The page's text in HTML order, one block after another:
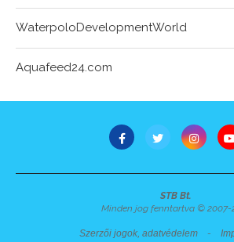
WaterpoloDevelopmentWorld
Aquafeed24.com
STB Bt.
Minden jog fenntartva © 2007-
Szerzői jogok, adatvédelem -